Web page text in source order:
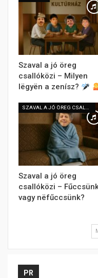
Szaval a jó öreg
csallóközi – Milyen
lëgyën a zenísz?
Szaval a jó öreg
csallóközi –
vagy nëfűccsünk?
PR